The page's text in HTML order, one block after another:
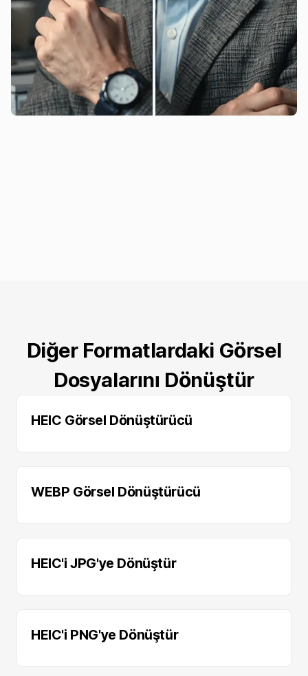
Diğer Formatlardaki Görsel
Dosyalarını Dönüştür
HEIC Görsel Dönüştürücü
WEBP Görsel Dönüştürücü
HEIC'i JPG'ye Dönüştür
HEIC'i PNG'ye Dönüştür